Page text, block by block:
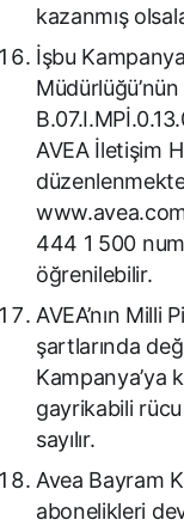
kazanmış
İşbu
AVEA İletişim
444 1 500
öğrenilebilir.
AVEA’nın
şartlarında
Kampanya’ya
gayrikabili
sayılır.
Avea Bayram
abonelikleri